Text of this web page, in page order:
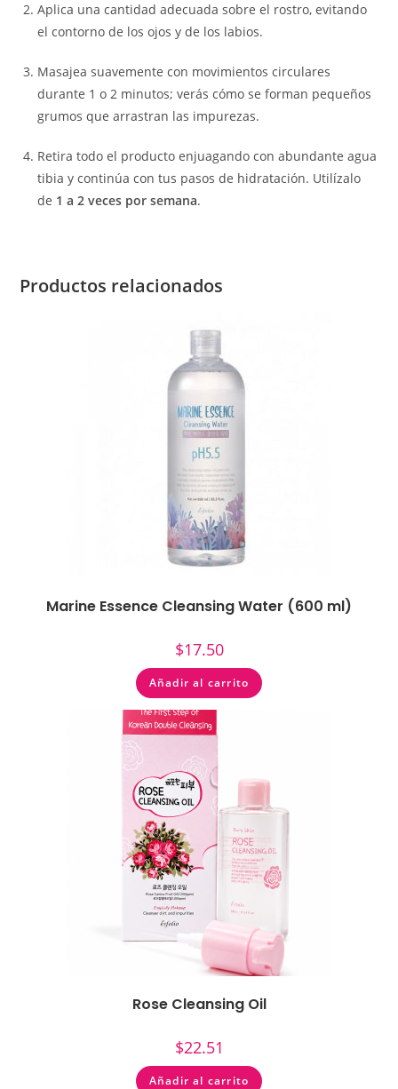
Aplica una cantidad adecuada sobre el rostro, evitando
el contorno de los ojos y de los labios.
Masajea suavemente con movimientos circulares
durante 1 o 2 minutos; verás cómo se forman pequeños
grumos que arrastran las impurezas.
Retira todo el producto enjuagando con abundante agua
tibia y continúa con tus pasos de hidratación. Utilízalo
de 1 a 2 veces por semana.
Productos relacionados
Marine Essence Cleansing Water (600 ml)
$17.50
Añadir al carrito
Rose Cleansing Oil
$22.51
Añadir al carrito